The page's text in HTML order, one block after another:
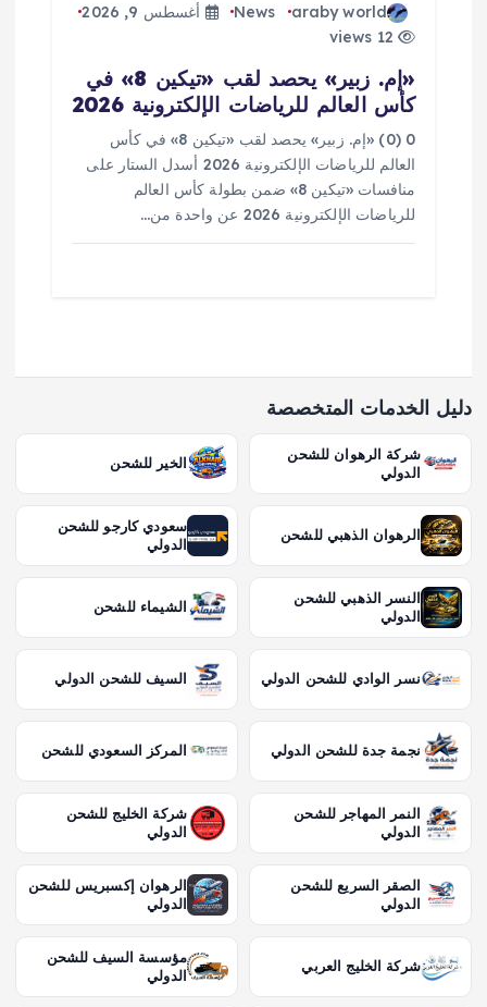
araby world
News
أغسطس 9, 2026
12 views
«إم. زبير» يحصد لقب «تيكين 8» في
كأس العالم للرياضات الإلكترونية 2026
0 (0) «إم. زبير» يحصد لقب «تيكين 8» في كأس
العالم للرياضات الإلكترونية 2026 أسدل الستار على
منافسات «تيكين 8» ضمن بطولة كأس العالم
للرياضات الإلكترونية 2026 عن واحدة من…
دليل الخدمات المتخصصة
شركة الرهوان للشحن
الدولي
الخير للشحن
الرهوان الذهبي للشحن
سعودي كارجو للشحن
الدولي
النسر الذهبي للشحن
الدولي
الشيماء للشحن
نسر الوادي للشحن الدولي السيف للشحن الدولي
نجمة جدة للشحن الدولي المركز السعودي للشحن
النمر المهاجر للشحن
الدولي
شركة الخليج للشحن
الدولي
الصقر السريع للشحن
الدولي
الرهوان إكسبريس للشحن
الدولي
شركة الخليج العربي
مؤسسة السيف للشحن
الدولي